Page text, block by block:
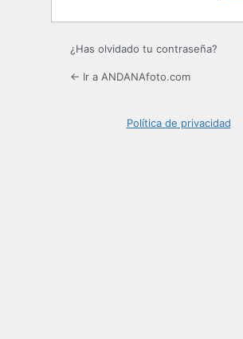
¿Has olvidado tu contraseña?
← Ir a ANDANAfoto.com
Política de privacidad